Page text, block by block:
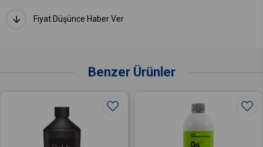
Fiyat Düşünce Haber Ver
Benzer Ürünler